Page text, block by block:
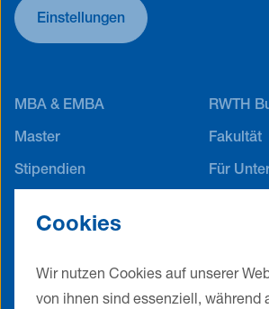
Cookies
Wir nutzen Cookies auf unserer
von ihnen sind essenziell, während
Einstellungen
MBA & EMBA RWTH
Master Fakultät
Stipendien Für
Datenschutz AGB